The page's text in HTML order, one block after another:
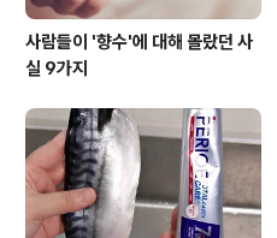
사람들이 '향수'에 대해 몰랐던 사
실 9가지